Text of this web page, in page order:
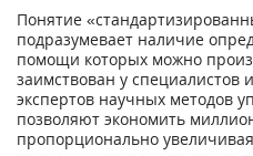
Понятие
подразумевает наличие
помощи которых можно
заимствован у
экспертов научных методов
позволяют экономить
пропорционально